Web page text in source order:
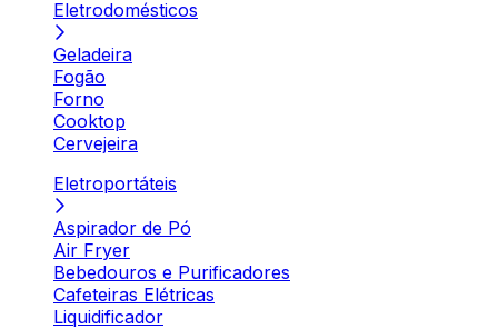
Eletrodomésticos
Geladeira
Fogão
Forno
Cooktop
Cervejeira
Eletroportáteis
Aspirador de Pó
Air Fryer
Bebedouros e Purificadores
Cafeteiras Elétricas
Liquidificador